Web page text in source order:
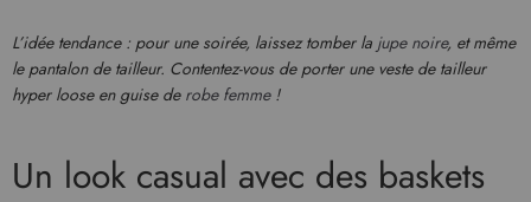
L’idée tendance : pour une soirée, laissez tomber la jupe noire, et même
le pantalon de tailleur. Contentez-vous de porter une veste de tailleur
hyper loose en guise de robe femme!
Un look casual avec des baskets